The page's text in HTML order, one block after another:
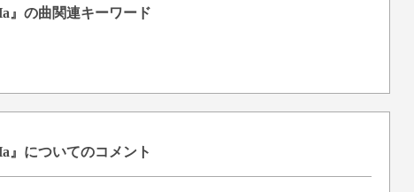
』の曲関連キーワード
』についてのコメント